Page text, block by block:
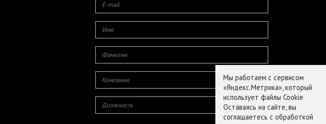
Мы работаем с сервисом
«Яндекс.Метрика», который
использует файлы Cookie.
Оставаясь на сайте, вы
соглашаетесь с обработкой